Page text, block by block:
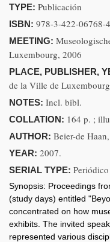
TYPE: Publicación
ISBN: 978-3-422-06768-
MEETING:
Luxembourg, 2006
PLACE, PUBLISHER,
de la Ville de
NOTES: Incl. bibl.
COLLATION: 164 p. ;
AUTHOR: Beier-de
YEAR: 2007.
SERIAL TYPE:
Synopsis: Proceedings
(study days) entitled
concentrated on how
exhibits. The invited
represented various